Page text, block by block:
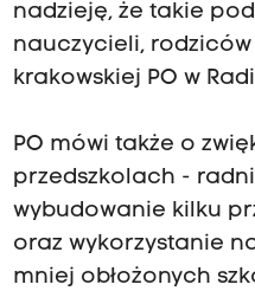
nadzieję, że takie
nauczycieli, rodziców
krakowskiej PO w
PO mówi także o
przedszkolach -
wybudowanie kilku
oraz wykorzystanie
mniej obłożonych